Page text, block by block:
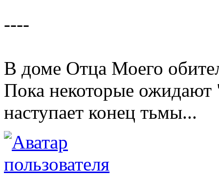
----
В доме Отца Моего
Пока некоторые ожидают
наступает конец тьмы...